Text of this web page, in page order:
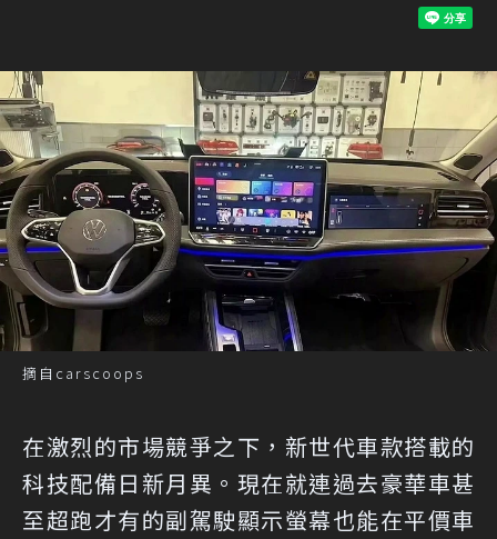
摘自carscoops
在激烈的市場競爭之下，新世代車款搭載的
科技配備日新月異。現在就連過去豪華車甚
至超跑才有的副駕駛顯示螢幕也能在平價車